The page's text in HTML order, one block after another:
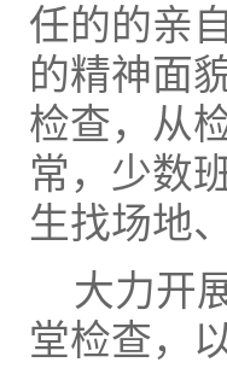
任的的亲
的精神面
检查，从
常，少数
生找场地
大力开
堂检查，